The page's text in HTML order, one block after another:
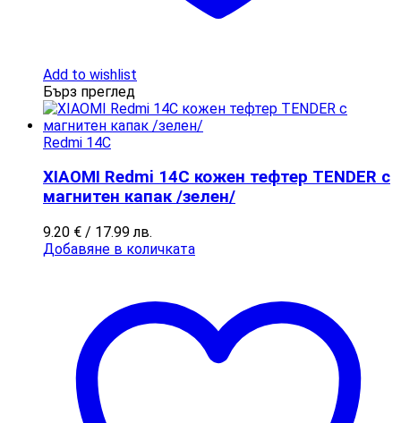
Add to wishlist
Бърз преглед
Redmi 14C
XIAOMI Redmi 14C кожен тефтер TENDER с
магнитен капак /зелен/
9.20 € / 17.99 лв.
Добавяне в количката